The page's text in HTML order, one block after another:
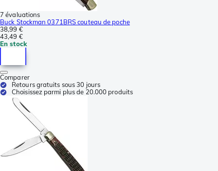
7 évaluations
Buck Stockman 0371BRS couteau de poche
38,99 €
43,49 €
En stock
Comparer
Retours gratuits sous 30 jours
Choisissez parmi plus de 20.000 produits